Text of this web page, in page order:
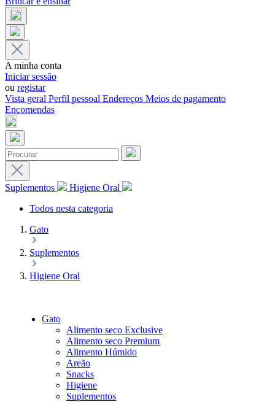
A minha conta
Iniciar sessão
ou registar
Vista geral Perfil pessoal Endereços Meios de pagamento
Encomendas
Suplementos
Higiene Oral
Todos nesta categoria
Gato
Suplementos
Higiene Oral
Gato
Alimento seco Exclusive
Alimento seco Premium
Alimento Húmido
Areão
Snacks
Higiene
Suplementos